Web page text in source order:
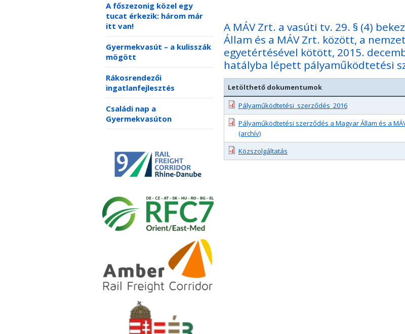
A főszezonig közel egy
tucat érkezik: három már
itt van!
Gyermekvasút – a kulisszák
mögött
Rákosrendezői
ingatlanfejlesztés
Családi nap a
Gyermekvasúton
A MÁV Zrt. a vasúti tv. 29. § (4)
Állam és a MÁV Zrt. között, a
egyetértésével kötött, 2015.
hatályba lépett pályaműködtetési
Letölthető dokumentumok
Pályaműködtetési_szerződés_2016
Pályaműködtetési szerződés a Magyar Állam és a
(archív)
Közszolgáltatás